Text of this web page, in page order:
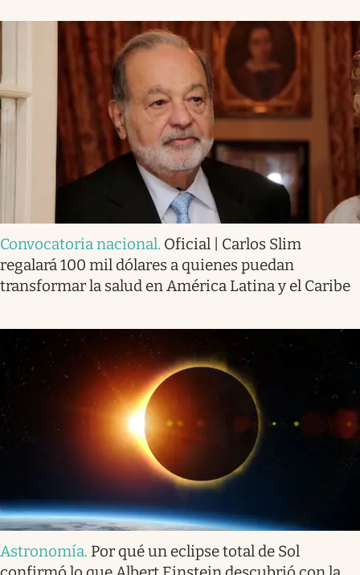
Convocatoria nacional. Oficial | Carlos Slim
regalará 100 mil dólares a quienes puedan
transformar la salud en América Latina y el Caribe
Astronomía. Por qué un eclipse total de Sol